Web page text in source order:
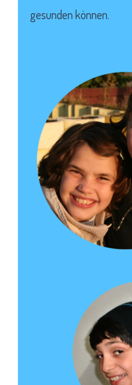
gesunden können.